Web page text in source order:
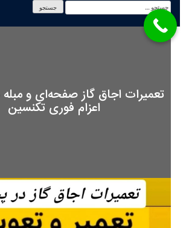
تعمیرات اجاق گاز صفحه‌ای و
اعزام فوری تکنسین